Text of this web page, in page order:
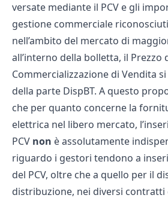
versate mediante il PCV e gli
gestione commerciale
nell’ambito del mercato di
all’interno della bolletta, il Prezzo
Commercializzazione di Vendita
della parte DispBT. A questo
che per quanto concerne la
elettrica nel libero mercato,
PCV non è assolutamente
riguardo i gestori tendono a
del PCV, oltre che a quello per il
distribuzione, nei diversi